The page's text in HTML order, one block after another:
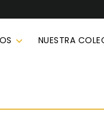
NUESTRA